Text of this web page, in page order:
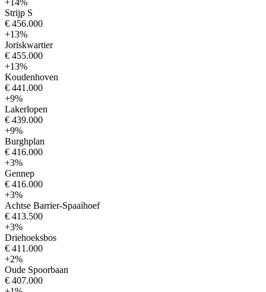
+14%
Strijp S
€ 456.000
+13%
Joriskwartier
€ 455.000
+13%
Koudenhoven
€ 441.000
+9%
Lakerlopen
€ 439.000
+9%
Burghplan
€ 416.000
+3%
Gennep
€ 416.000
+3%
Achtse Barrier-Spaaihoef
€ 413.500
+3%
Driehoeksbos
€ 411.000
+2%
Oude Spoorbaan
€ 407.000